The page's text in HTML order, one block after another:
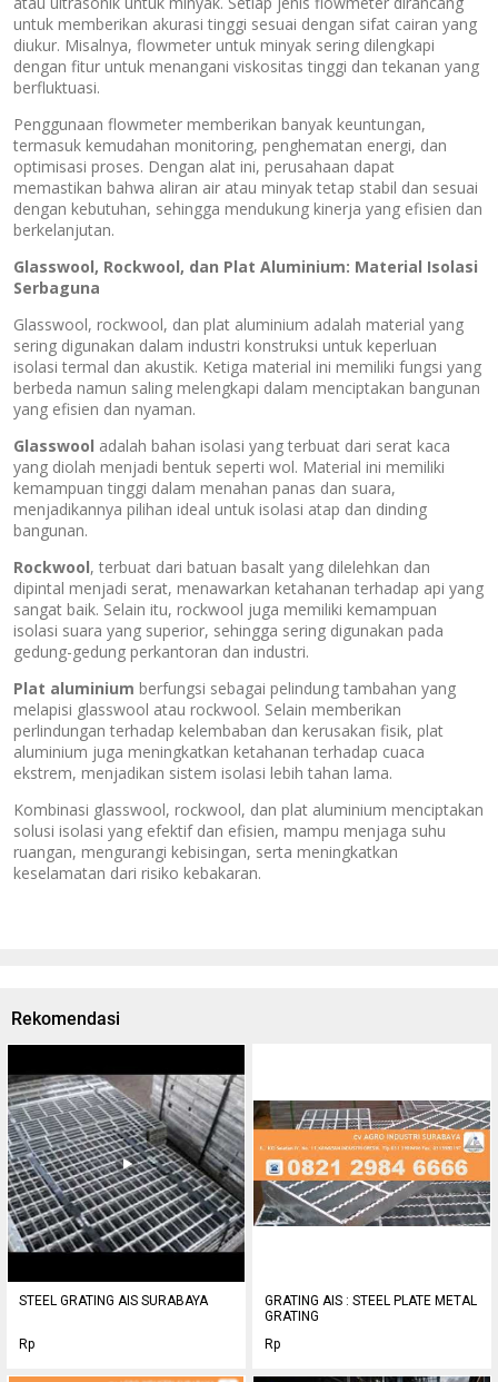
untuk memberikan akurasi tinggi sesuai dengan sifat cairan yang
diukur. Misalnya, flowmeter untuk minyak sering dilengkapi
dengan fitur untuk menangani viskositas tinggi dan tekanan yang
berfluktuasi.
Penggunaan flowmeter memberikan banyak keuntungan,
termasuk kemudahan monitoring, penghematan energi, dan
optimisasi proses. Dengan alat ini, perusahaan dapat
memastikan bahwa aliran air atau minyak tetap stabil dan sesuai
dengan kebutuhan, sehingga mendukung kinerja yang efisien dan
berkelanjutan.
Glasswool, Rockwool, dan Plat Aluminium: Material Isolasi
Serbaguna
Glasswool, rockwool, dan plat aluminium adalah material yang
sering digunakan dalam industri konstruksi untuk keperluan
isolasi termal dan akustik. Ketiga material ini memiliki fungsi yang
berbeda namun saling melengkapi dalam menciptakan bangunan
yang efisien dan nyaman.
Glasswool adalah bahan isolasi yang terbuat dari serat kaca
yang diolah menjadi bentuk seperti wol. Material ini memiliki
kemampuan tinggi dalam menahan panas dan suara,
menjadikannya pilihan ideal untuk isolasi atap dan dinding
bangunan.
Rockwool, terbuat dari batuan basalt yang dilelehkan dan
dipintal menjadi serat, menawarkan ketahanan terhadap api yang
sangat baik. Selain itu, rockwool juga memiliki kemampuan
isolasi suara yang superior, sehingga sering digunakan pada
gedung-gedung perkantoran dan industri.
Plat aluminium berfungsi sebagai pelindung tambahan yang
melapisi glasswool atau rockwool. Selain memberikan
perlindungan terhadap kelembaban dan kerusakan fisik, plat
aluminium juga meningkatkan ketahanan terhadap cuaca
ekstrem, menjadikan sistem isolasi lebih tahan lama.
Kombinasi glasswool, rockwool, dan plat aluminium menciptakan
solusi isolasi yang efektif dan efisien, mampu menjaga suhu
ruangan, mengurangi kebisingan, serta meningkatkan
keselamatan dari risiko kebakaran.
Rekomendasi
STEEL GRATING AIS SURABAYA
Rp
GRATING AIS : STEEL PLATE METAL
GRATING
Rp